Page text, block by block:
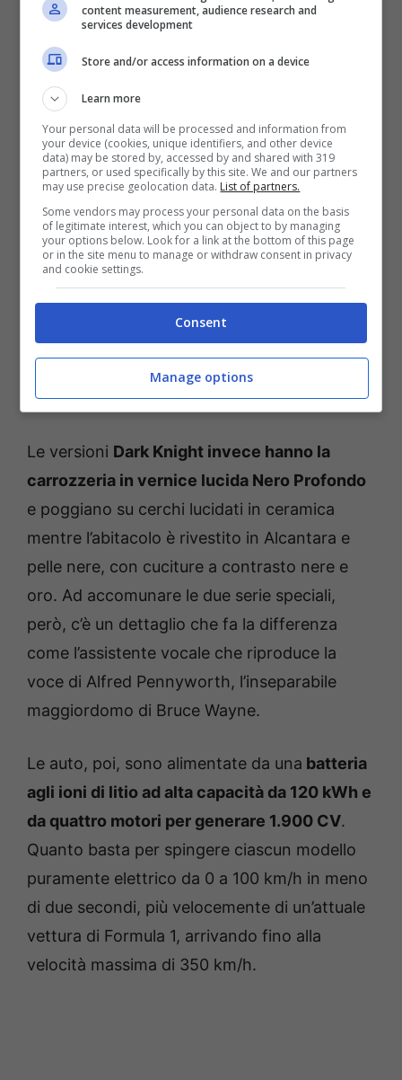
e 4,9 milioni di dollari per la B95.
Sia la Battista sia la B95 sono disponibili in
due differenti versioni.
riprende il nome della città natale di Bruce
Wayne, mentreDark Knightsi rifà al Cavaliere
Oscuro, ossia il personaggio che lo stesso
Bruce Wayne interpreta quando indossa i
panni di Batman. Per entrambe, ovviamente,
il vestito è nero come la notte mentre
Gotham può vantare finiture lucide in
Argento Vittorioe il logo “F” in alluminio
anodizzato e retroilluminato con interni in
pelle marrone.
Le versioni Dark Knight invece hanno la
carrozzeria in vernice lucida Nero Profondo
e poggiano su cerchi lucidati in ceramica
mentre l’abitacolo è rivestito in Alcantara e
pelle nere, con cuciture a contrasto nere e
oro. Ad accomunare le due serie speciali,
però, c’è un dettaglio che fa la differenza
come l’assistente vocale che riproduce la
voce di Alfred Pennyworth, l’inseparabile
maggiordomo di Bruce Wayne.
Le auto, poi, sono alimentate da una batteria
agli ioni di litio ad alta capacità da 120 kWh e
da quattro motori per generare 1.900 CV.
Quanto basta per spingere ciascun modello
puramente elettrico da 0 a 100 km/h in meno
di due secondi, più velocemente di un’attuale
vettura di Formula 1, arrivando fino alla
velocità massima di 350 km/h.
content measurement, audience research and
services development
Store and/or access information on a device
Learn more
Your personal data will be processed and information from
your device (cookies, unique identifiers, and other device
data) may be stored by, accessed by and shared with 319
partners, or used specifically by this site. We and our partners
may use precise geolocation data. List of partners.
Some vendors may process your personal data on the basis
of legitimate interest, which you can object to by managing
your options below. Look for a link at the bottom of this page
or in the site menu to manage or withdraw consent in privacy
and cookie settings.
Consent
Manage options